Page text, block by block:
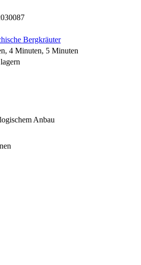
Bergkräuter
4 Minuten, 5 Minuten
Anbau